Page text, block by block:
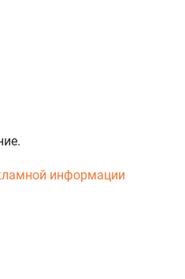
информации